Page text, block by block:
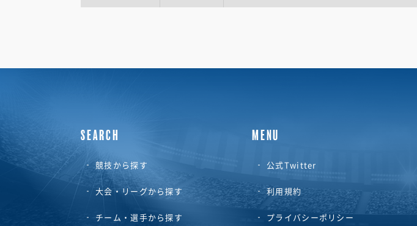
SEARCH
競技から探す
大会・リーグから探す
チーム・選手から探す
MENU
公式Twitter
利用規約
プライバシーポリシー